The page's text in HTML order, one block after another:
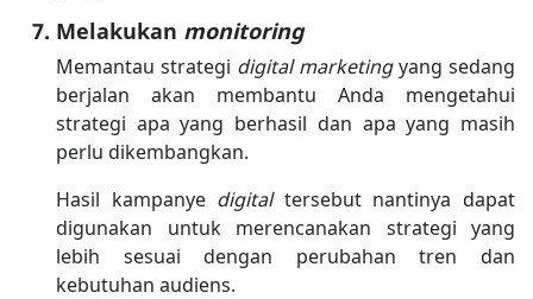
Melakukan monitoring
Memantau strategi digital marketingyang sedang
berjalan akan membantu Anda mengetahui
strategi apa yang berhasil dan apa yang masih
perlu dikembangkan.
Hasil kampanye digital tersebut nantinya dapat
digunakan untuk merencanakan strategi yang
lebih sesuai dengan perubahan tren dan
kebutuhan audiens.